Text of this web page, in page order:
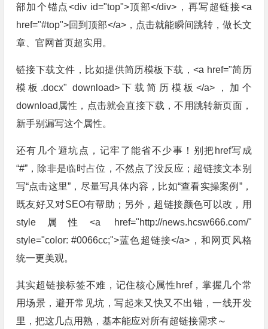
部加个锚点<div id="top">顶部</div>，再写超链接<a
href="#top">回到顶部</a>，点击就能瞬间跳转，做长文
章、官网首页超实用。
链接下载文件，比如提供简历模板下载，<a href="简历
模板.docx" download>下载简历模板</a>，加个
download属性，点击就会直接下载，不用跳转新页面，
新手别漏写这个属性。
还有几个避坑点，记牢了能省不少事！别把href写成
“#”，除非是临时占位，不然点了没反应；超链接文本别
写“点击这里”，尽量写具体内容，比如“查看实操案例”，
既友好又对SEO有帮助；另外，超链接颜色可以改，用
style属性<a href="http://news.hcsw666.com/"
style="color: #0066cc;">蓝色超链接</a>，和网页风格
统一更美观。
其实超链接标签不难，记住核心属性href，掌握几个常
用场景，避开常见坑，写起来又快又不出错，一线开发
里，把这几点用熟，基本能应对所有超链接需求～